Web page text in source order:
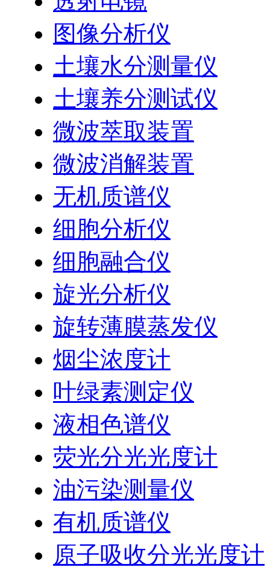
图像分析仪
土壤水分测量仪
土壤养分测试仪
微波萃取装置
微波消解装置
无机质谱仪
细胞分析仪
细胞融合仪
旋光分析仪
旋转薄膜蒸发仪
烟尘浓度计
叶绿素测定仪
液相色谱仪
荧光分光光度计
油污染测量仪
有机质谱仪
原子吸收分光光度计